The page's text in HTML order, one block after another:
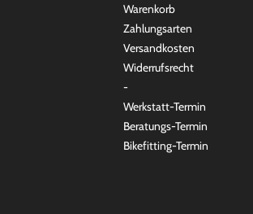
Warenkorb
Zahlungsarten
Versandkosten
Widerrufsrecht
-
Werkstatt-Termin
Beratungs-Termin
Bikefitting-Termin